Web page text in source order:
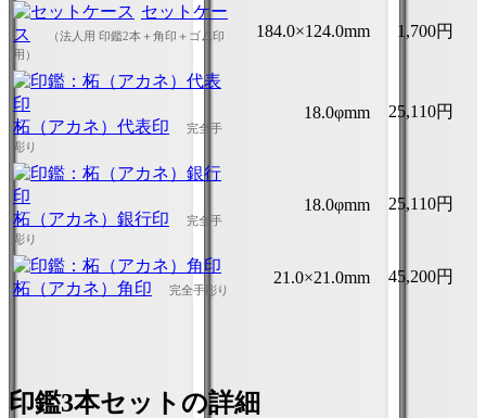
セットケー
ス
（法人用 印鑑2本＋角印＋ゴム印
用）
184.0×124.0mm 1,700円
柘（アカネ）代表印
完全手
彫り
18.0φmm 25,110円
柘（アカネ）銀行印
完全手
彫り
18.0φmm 25,110円
柘（アカネ）角印 完全手彫り
21.0×21.0mm 45,200円
印鑑3本セットの詳細